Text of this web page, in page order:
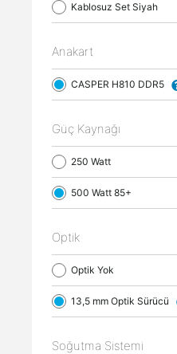
Kablosuz Set Siyah
Anakart
CASPER H810 DDR5
Güç Kaynağı
250 Watt
500 Watt 85+
Optik
Optik Yok
13,5 mm Optik Sürücü
Soğutma Sistemi